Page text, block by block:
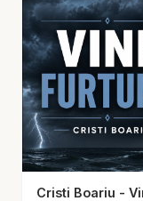
păstrează întreg
mare eliberare
ce te controla.
Predica
„închisori” în
păcatului: acel
Acel
Cristi Boariu -